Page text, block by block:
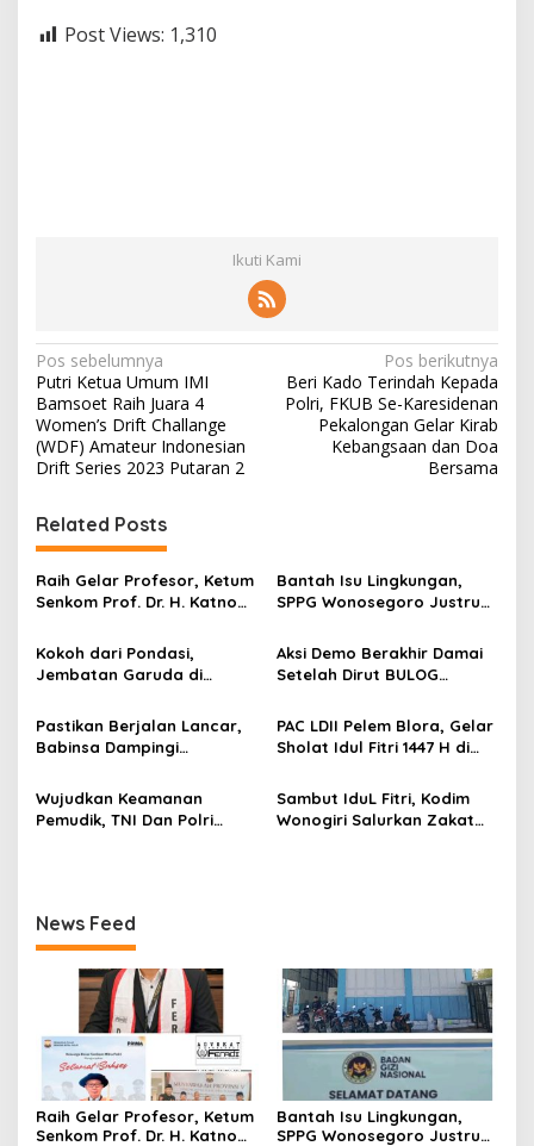
Post Views: 1,310
Ikuti Kami
N
a
v
i
a
s
i
o
Pos sebelumnya
Putri Ketua Umum IMI
Bamsoet Raih Juara 4
Women’s Drift Challange
(WDF) Amateur Indonesian
Drift Series 2023 Putaran 2
Pos berikutnya
Beri Kado Terindah Kepada
Polri, FKUB Se-Karesidenan
Pekalongan Gelar Kirab
Kebangsaan dan Doa
Bersama
Related Posts
Raih Gelar Profesor, Ketum
Senkom Prof. Dr. H. Katno
Ilmiah tentang Paradigma
Baru Pariwisata dan
Bantah Isu Lingkungan,
SPPG Wonosegoro Justru
Boyolali
Kokoh dari Pondasi,
Jembatan Garuda di
Ayam Disiapkan Tahan
Beban Maksimal
Aksi Demo Berakhir Damai
Setelah Dirut BULOG
Menyerap Tebu Petani
Blora melalui PT GMM
Pastikan Berjalan Lancar,
Babinsa Dampingi
PAC LDII Pelem Blora, Gelar
Sholat Idul Fitri 1447 H di
Mindi
Wujudkan Keamanan
Pemudik, TNI Dan Polri
Sambut IduL Fitri, Kodim
Wonogiri Salurkan Zakat
News Feed
Raih Gelar Profesor, Ketum
Senkom Prof. Dr. H. Katno
Bantah Isu Lingkungan,
SPPG Wonosegoro Justru